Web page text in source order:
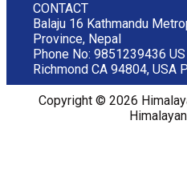
CONTACT
Balaju 16 Kathmandu
Province, Nepal
Phone No: 9851239436
Richmond CA 94804, USA
Copyright © 2026